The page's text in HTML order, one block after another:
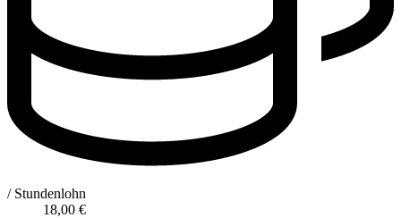
/ Stundenlohn
18,00 €